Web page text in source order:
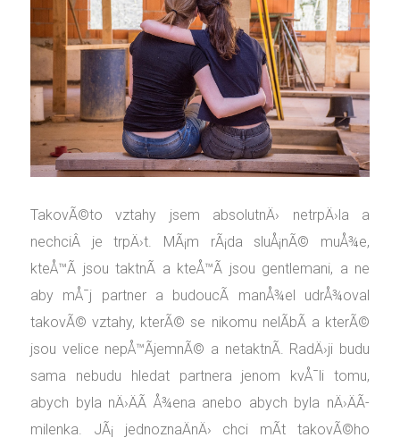
TakovÃ©to vztahy jsem absolutnÄ› netrpÄ›la a
nechciÂ je trpÄ›t. MÃ¡m rÃ¡da sluÅ¡nÃ© muÅ¾e,
kteÅ™Ã­ jsou taktnÃ­ a kteÅ™Ã­ jsou gentlemani, a ne
aby mÅ¯j partner a budoucÃ­ manÅ¾el udrÅ¾oval
takovÃ© vztahy, kterÃ© se nikomu nelÃ­bÃ­ a kterÃ©
jsou velice nepÅ™Ã­jemnÃ© a netaktnÃ­. RadÄ›ji budu
sama nebudu hledat partnera jenom kvÅ¯li tomu,
abych byla nÄ›ÄÃ­ Å¾ena anebo abych byla nÄ›ÄÃ­
milenka. JÃ¡ jednoznaÄnÄ› chci mÃ­t takovÃ©ho